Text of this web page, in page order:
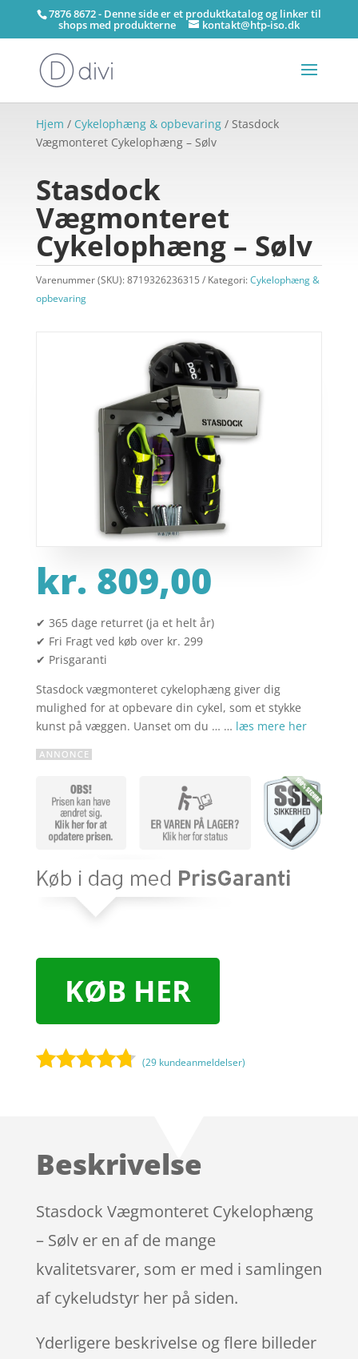
7876 8672 - Denne side er et produktkatalog og linker til
shops med produkterne kontakt@htp-iso.dk
Hjem / Cykelophæng & opbevaring/ Stasdock
Vægmonteret Cykelophæng – Sølv
Stasdock
Vægmonteret
Cykelophæng – Sølv
Varenummer (SKU):8719326236315 Kategori:Cykelophæng &
opbevaring
kr. 809,00
✔ 365 dage returret (ja et helt år)
✔ Fri Fragt ved køb over kr. 299
✔ Prisgaranti
Stasdock vægmonteret cykelophæng giver dig
mulighed for at opbevare din cykel, som et stykke
kunst på væggen. Uanset om du … … læs mere her
KØB HER
på
mmelser
(29 kundeanmeldelser)
Beskrivelse
Stasdock Vægmonteret Cykelophæng
– Sølv er en af de mange
kvalitetsvarer, som er med i samlingen
af cykeludstyr her på siden.
Yderligere beskrivelse og flere billeder